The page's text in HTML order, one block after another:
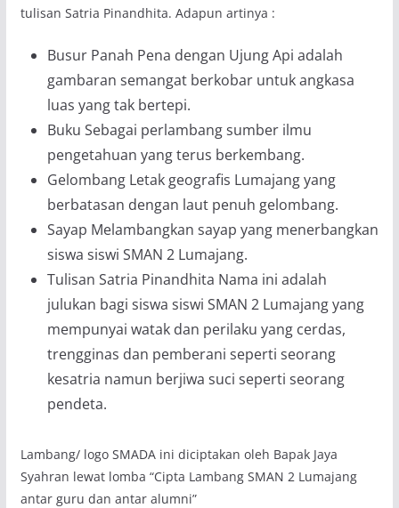
tulisan Satria Pinandhita. Adapun artinya :
Busur Panah Pena dengan Ujung Api adalah
gambaran semangat berkobar untuk angkasa
luas yang tak bertepi.
Buku Sebagai perlambang sumber ilmu
pengetahuan yang terus berkembang.
Gelombang Letak geografis Lumajang yang
berbatasan dengan laut penuh gelombang.
Sayap Melambangkan sayap yang menerbangkan
siswa siswi SMAN 2 Lumajang.
Tulisan Satria Pinandhita Nama ini adalah
julukan bagi siswa siswi SMAN 2 Lumajang yang
mempunyai watak dan perilaku yang cerdas,
trengginas dan pemberani seperti seorang
kesatria namun berjiwa suci seperti seorang
pendeta.
Lambang/ logo SMADA ini diciptakan oleh Bapak Jaya
Syahran lewat lomba “Cipta Lambang SMAN 2 Lumajang
antar guru dan antar alumni”